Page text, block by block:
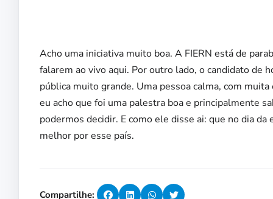
Acho uma iniciativa muito boa. A FIERN está de
falarem ao vivo aqui. Por outro lado, o candidato de
pública muito grande. Uma pessoa calma, com
eu acho que foi uma palestra boa e principalmente
podermos decidir. E como ele disse ai: que no dia
melhor por esse país.
Compartilhe: